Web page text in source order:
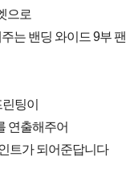
으로
는 밴딩 와이드 9부 팬
팅이
연출해주어
트가 되어준답니다